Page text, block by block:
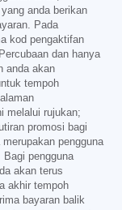
anda berikan
Pada
kod pengaktifan
dan hanya
anda akan
tempoh
melalui rujukan;
promosi bagi
pengguna
Bagi pengguna
akan terus
akhir tempoh
bayaran balik